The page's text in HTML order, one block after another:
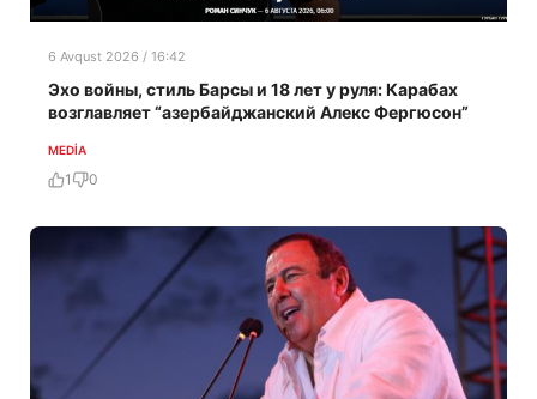
6 Avqust 2026 / 16:42
Эхо войны, стиль Барсы и 18 лет у руля: Карабах
возглавляет “азербайджанский Алекс Фергюсон”
MEDİA
1 0